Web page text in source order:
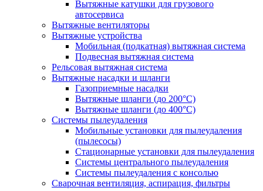
Вытяжные катушки для грузового
автосервиса
Вытяжные вентиляторы
Вытяжные устройства
Мобильная (подкатная) вытяжная система
Подвесная вытяжная система
Рельсовая вытяжная система
Вытяжные насадки и шланги
Газоприемные насадки
Вытяжные шланги (до 200°C)
Вытяжные шланги (до 400°C)
Системы пылеудаления
Мобильные установки для пылеудаления
(пылесосы)
Стационарные установки для пылеудаления
Системы центрального пылеудаления
Системы пылеудаления с консолью
Сварочная вентиляция, аспирация, фильтры